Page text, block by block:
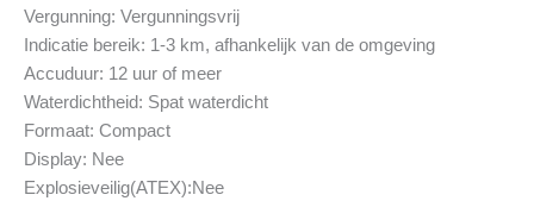
Vergunning: Vergunningsvrij
Indicatie bereik: 1-3 km, afhankelijk van de omgeving
Accuduur: 12 uur of meer
Waterdichtheid: Spat waterdicht
Formaat: Compact
Display: Nee
Explosieveilig(ATEX):Nee